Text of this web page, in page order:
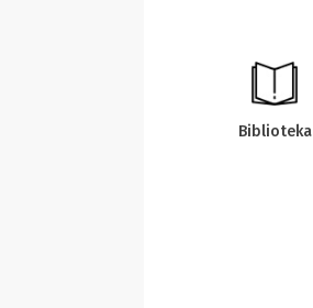
Biblioteka